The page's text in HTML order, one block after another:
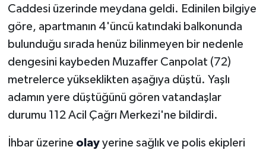
Caddesi üzerinde meydana geldi. Edinilen bilgiye
göre, apartmanın 4'üncü katındaki balkonunda
bulunduğu sırada henüz bilinmeyen bir nedenle
dengesini kaybeden Muzaffer Canpolat (72)
metrelerce yükseklikten aşağıya düştü. Yaşlı
adamın yere düştüğünü gören vatandaşlar
durumu 112 Acil Çağrı Merkezi'ne bildirdi.
İhbar üzerine olay yerine sağlık ve polis ekipleri